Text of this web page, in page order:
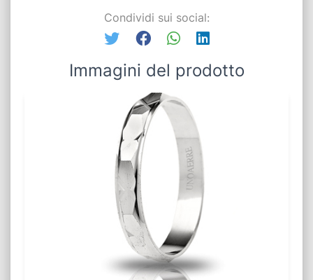
Condividi sui social:
Immagini del prodotto